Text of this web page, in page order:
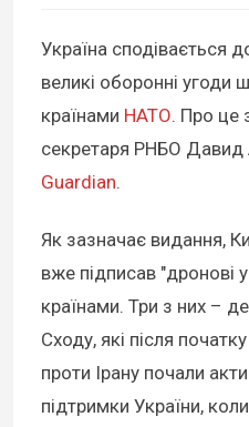
Україна сподівається
великі оборонні
країнами НАТО. Про це
секретаря РНБО Давид
Guardian.
Як зазначає видання,
вже підписав "дронові
країнами. Три з них –
Сходу, які після
проти Ірану почали
підтримки України,